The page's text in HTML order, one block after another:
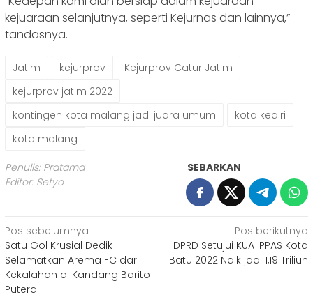
kejuaraan selanjutnya, seperti Kejurnas dan lainnya,”
tandasnya.
Jatim kejurprov
Kejurprov Catur Jatim
kejurprov jatim 2022
kontingen kota malang jadi juara umum
kota kediri
kota malang
Penulis: Pratama
Editor: Setyo
SEBARKAN
Navigasi
pos
Pos sebelumnya
Satu Gol Krusial Dedik
Selamatkan Arema FC dari
Kekalahan di Kandang Barito
Putera
Pos berikutnya
DPRD Setujui KUA-PPAS Kota
Batu 2022 Naik jadi 1,19 Triliun